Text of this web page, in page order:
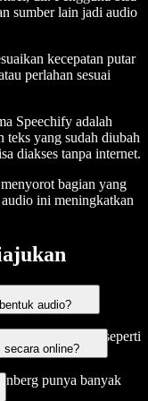
sumber lain jadi audio
kecepatan putar
perlahan sesuai
Speechify adalah
teks yang sudah diubah
diakses tanpa internet.
bagian yang
ini meningkatkan
audio?
audio di platform seperti
khusus.
secara online?
punya banyak